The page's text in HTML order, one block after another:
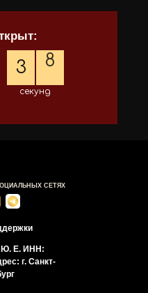
3
9
8
секунд
СЕТЯХ
Ю. Е. ИНН:
г. Санкт-